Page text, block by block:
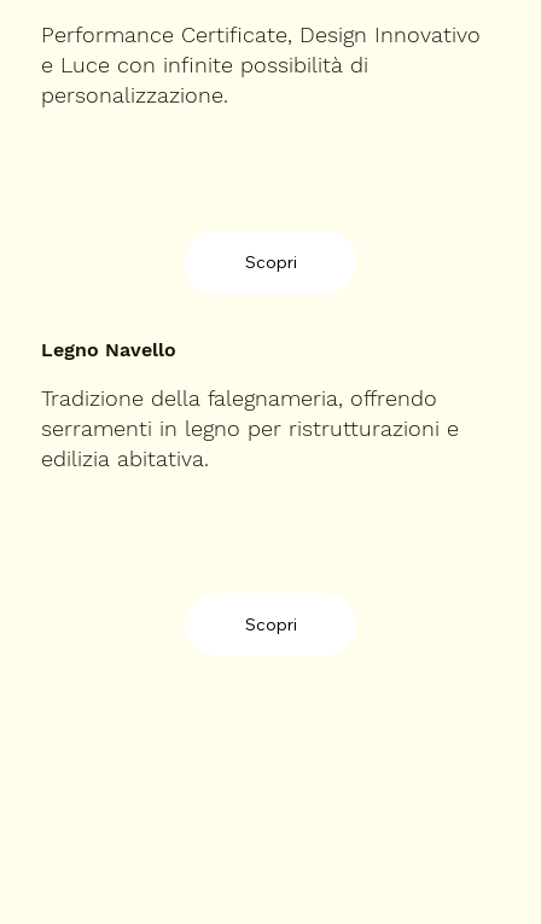
Performance Certificate, Design Innovativo
e Luce con infinite possibilità di
personalizzazione.
Scopri
Legno Navello
Tradizione della falegnameria, offrendo
serramenti in legno per ristrutturazioni e
edilizia abitativa.
Scopri